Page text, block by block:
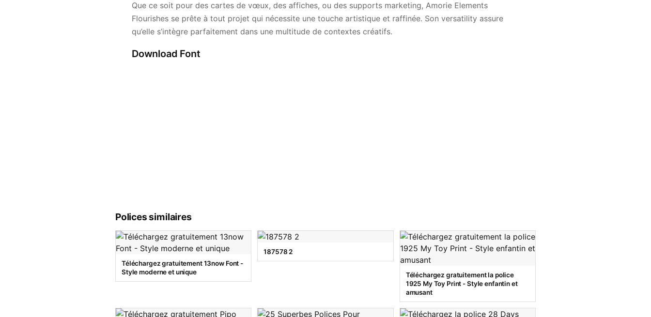
Que ce soit pour des cartes de vœux, des affiches, ou des supports marketing, Amorie Elements
Flourishes se prête à tout projet qui nécessite une touche artistique et raffinée. Son versatility assure
qu’elle s’intègre parfaitement dans une multitude de contextes créatifs.
Download Font
Polices similaires
Téléchargez gratuitement 13now Font -
Style moderne et unique
187578 2
Téléchargez gratuitement la police
1925 My Toy Print - Style enfantin et
amusant